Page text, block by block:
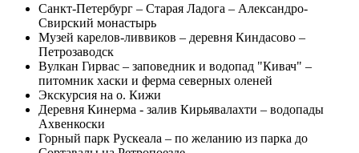
Санкт-Петербург – Старая Ладога – Александро-
Свирский монастырь
Музей карелов-ливвиков – деревня Киндасово –
Петрозаводск
Вулкан Гирвас – заповедник и водопад "Кивач" –
питомник хаски и ферма северных оленей
Экскурсия на о. Кижи
Деревня Кинерма - залив Кирьявалахти – водопады
Ахвенкоски
Горный парк Рускеала – по желанию из парка до